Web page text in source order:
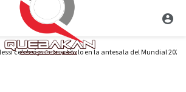
celebró su nuevo título en la antesala del Mundial